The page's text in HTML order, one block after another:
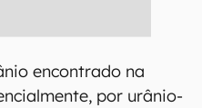
encontrado na
por urânio-